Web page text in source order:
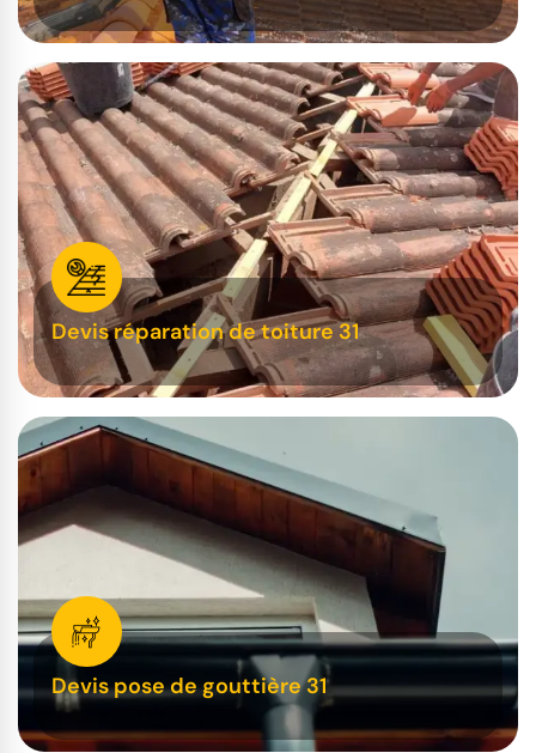
Devis réparation de toiture 31
Devis pose de gouttière 31